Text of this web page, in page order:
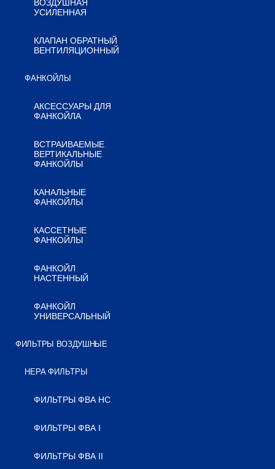
ВОЗДУШНАЯ
УСИЛЕННАЯ
КЛАПАН ОБРАТНЫЙ
ВЕНТИЛЯЦИОННЫЙ
ФАНКОЙЛЫ
АКСЕССУАРЫ ДЛЯ
ФАНКОЙЛА
ВСТРАИВАЕМЫЕ
ВЕРТИКАЛЬНЫЕ
ФАНКОЙЛЫ
КАНАЛЬНЫЕ
ФАНКОЙЛЫ
КАССЕТНЫЕ
ФАНКОЙЛЫ
ФАНКОЙЛ
НАСТЕННЫЙ
ФАНКОЙЛ
УНИВЕРСАЛЬНЫЙ
ФИЛЬТРЫ ВОЗДУШНЫЕ
HEPA ФИЛЬТРЫ
ФИЛЬТРЫ ФВА HC
ФИЛЬТРЫ ФВА I
ФИЛЬТРЫ ФВА II